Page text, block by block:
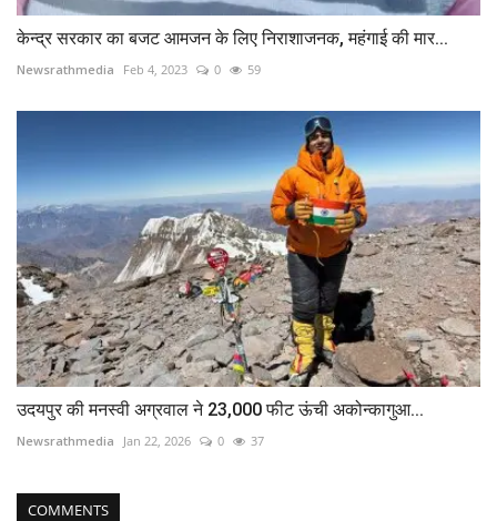
केन्द्र सरकार का बजट आमजन के लिए निराशाजनक, महंगाई की मार...
Newsrathmedia Feb 4, 2023 0 59
उदयपुर की मनस्वी अग्रवाल ने 23,000 फीट ऊंची अकोन्कागुआ...
Newsrathmedia Jan 22, 2026 0 37
COMMENTS